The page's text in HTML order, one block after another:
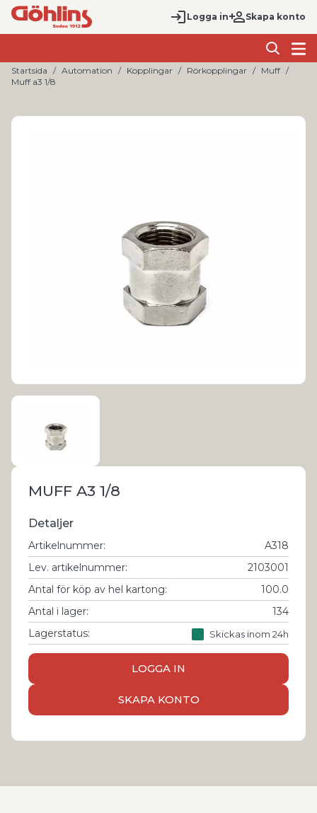
Logga in Skapa konto
Startsida Automation Kopplingar Rörkopplingar
Muff
Muff a3 1/8
MUFF A3 1/8
Detaljer
Artikelnummer:
A318
Lev. artikelnummer:
2103001
Antal för köp av hel kartong:
100.0
Antal i lager:
134
Lagerstatus:
Skickas inom 24h
LOGGA IN
SKAPA KONTO